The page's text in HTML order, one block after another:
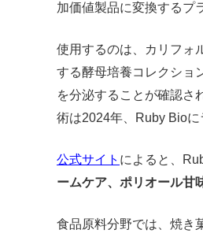
加価値製品に変換するプ
使用するのは、カリフォ
する酵母培養コレクショ
を分泌することが確認さ
術は2024年、Ruby Bioに
公式サイト によると、
ームケア、 ポリオール甘
食品原料分野では、焼き